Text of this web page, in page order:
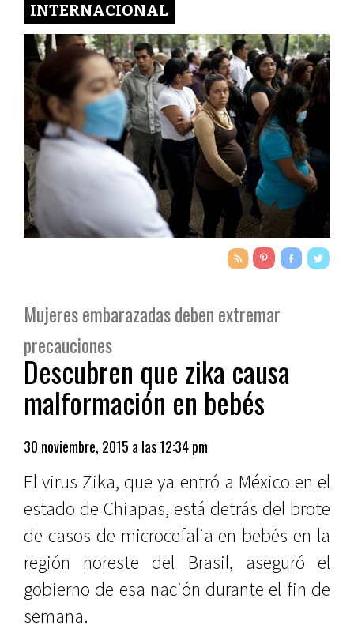
INTERNACIONAL
Mujeres embarazadas deben extremar
precauciones
Descubren que zika causa
malformación en bebés
30 noviembre, 2015 a las 12:34 pm
El virus Zika, que ya entró a México en el
estado de Chiapas, está detrás del brote
de casos de microcefalia en bebés en la
región noreste del Brasil, aseguró el
gobierno de esa nación durante el fin de
semana.